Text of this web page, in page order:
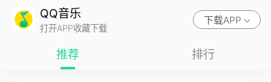
QQ音乐
打开APP收藏下载
下载APP
推荐 排行